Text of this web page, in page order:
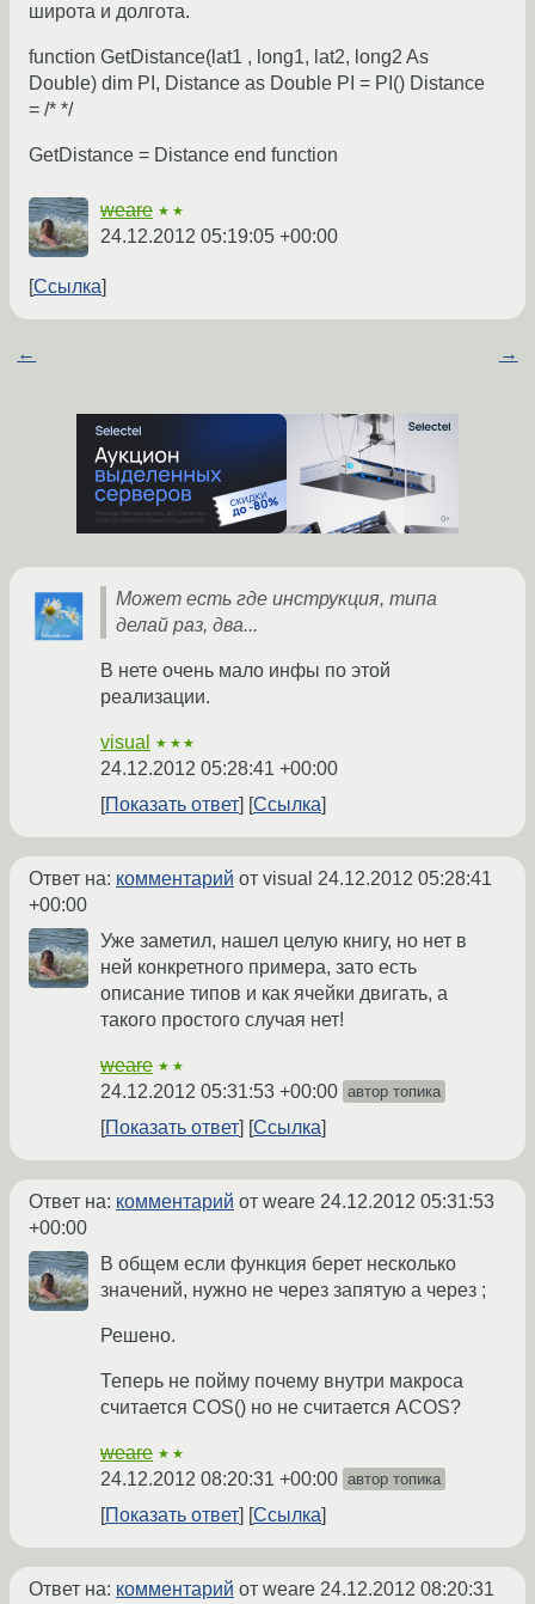
широта и долгота.
function GetDistance(lat1 , long1, lat2, long2 As
Double) dim PI, Distance as Double PI = PI() Distance
= /* */
GetDistance = Distance end function
weare ★★
24.12.2012 05:19:05 +00:00
Ссылка
← →
Может есть где инструкция, типа
делай раз, два...
В нете очень мало инфы по этой
реализации.
visual ★★★
24.12.2012 05:28:41 +00:00
Показать ответ
Ссылка
Ответ на: комментарий от visual 24.12.2012 05:28:41
+00:00
Уже заметил, нашел целую книгу, но нет в
ней конкретного примера, зато есть
описание типов и как ячейки двигать, а
такого простого случая нет!
weare ★★
24.12.2012 05:31:53 +00:00 автор топика
Показать ответ Ссылка
Ответ на: комментарий от weare 24.12.2012 05:31:53
+00:00
В общем если функция берет несколько
значений, нужно не через запятую а через ;
Решено.
Теперь не пойму почему внутри макроса
считается COS() но не считается ACOS?
weare ★★
24.12.2012 08:20:31 +00:00 автор топика
Показать ответ Ссылка
Ответ на: комментарий от weare 24.12.2012 08:20:31